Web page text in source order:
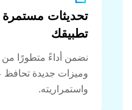
تحديثات
تطبيقك
نضمن أداءً متطورًا من
وميزات جديدة تحافظ
واستمراريته.